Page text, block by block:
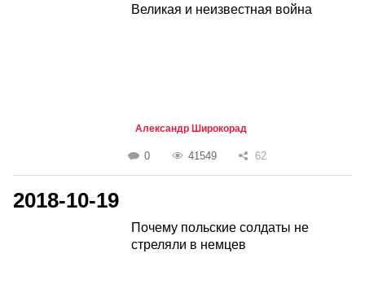
Великая и неизвестная война
Александр Широкорад
0 41549 62
2018-10-19
Почему польские солдаты не
стреляли в немцев